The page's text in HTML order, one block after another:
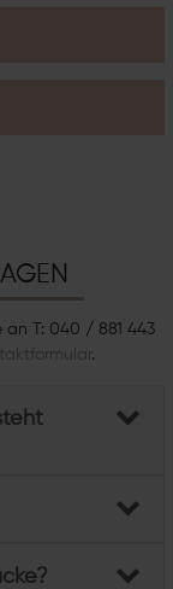
an T: 040 / 881 443
.